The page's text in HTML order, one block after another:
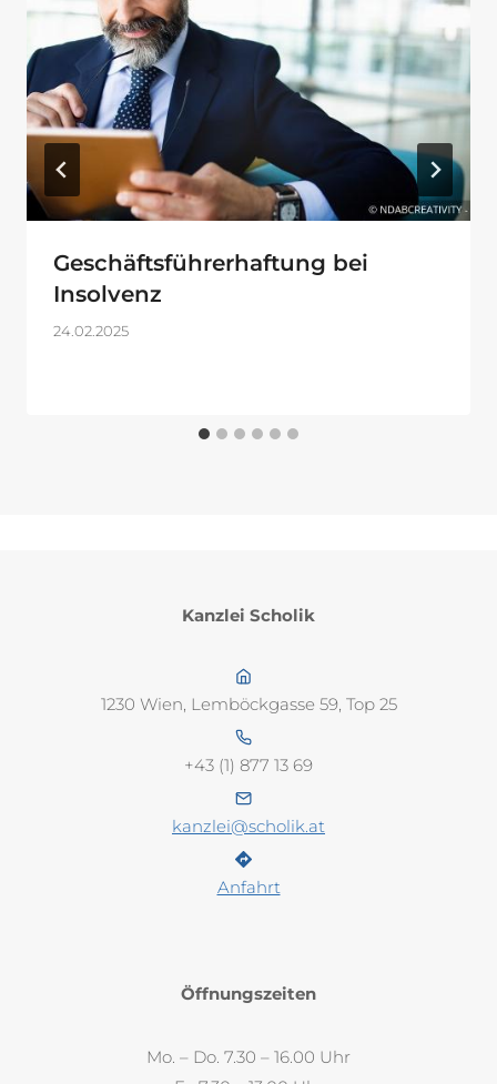
Geschäftsführerhaftung bei
Insolvenz
24.02.2025
Kanzlei Scholik
1230 Wien, Lemböckgasse 59, Top 25
+43 (1) 877 13 69
kanzlei@scholik.at
Anfahrt
Öffnungszeiten
Mo. – Do. 7.30 – 16.00 Uhr